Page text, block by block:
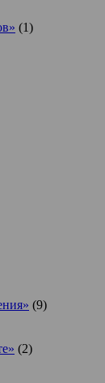
(1)
(9)
(2)